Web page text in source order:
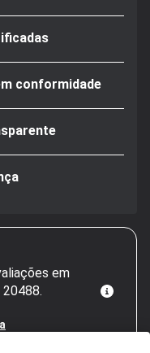
conformidade
em